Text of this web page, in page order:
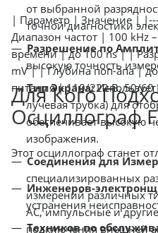
от выбранной
точной диагностики
Разрешение по
высокую точность
Тип Экрана:Использует
лучевая трубка) для
обеспечивает высокую
изображения.
Соединения для
специализированных
измерений различных
AC, импульсные и
подключения внешней
| Параметр | Значение |
Диапазон частот | 100 kHz
времени | до 100 ns | |
mV | | Глубина поп-апа |
питания | 110/220 В, 50/60
Для Кого
Осциллограф
Этот осциллограф станет
Инженеров-
устранения
Техников по